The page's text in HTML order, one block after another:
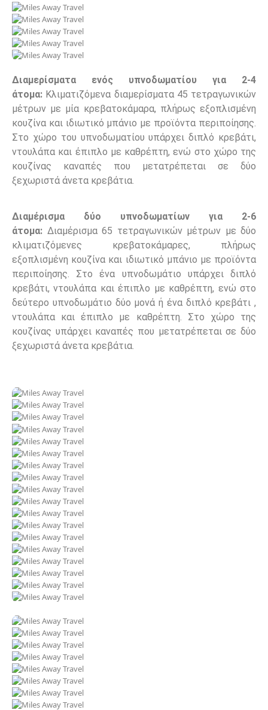
Διαμερίσματα ενός υπνοδωματίου για 2-4
άτομα: Κλιματιζόμενα διαμερίσματα 45 τετραγωνικών
μέτρων με μία κρεβατοκάμαρα, πλήρως εξοπλισμένη
κουζίνα και ιδιωτικό μπάνιο με προϊόντα περιποίησης.
Στο χώρο του υπνοδωματίου υπάρχει διπλό κρεβάτι,
ντουλάπα και έπιπλο με καθρέπτη, ενώ στο χώρο της
κουζίνας καναπές που μετατρέπεται σε δύο
ξεχωριστά άνετα κρεβάτια.
Διαμέρισμα δύο υπνοδωματίων για 2-6
άτομα: Διαμέρισμα 65 τετραγωνικών μέτρων με δύο
κλιματιζόμενες κρεβατοκάμαρες, πλήρως
εξοπλισμένη κουζίνα και ιδιωτικό μπάνιο με προϊόντα
περιποίησης. Στο ένα υπνοδωμάτιο υπάρχει διπλό
κρεβάτι, ντουλάπα και έπιπλο με καθρέπτη, ενώ στο
δεύτερο υπνοδωμάτιο δύο μονά ή ένα διπλό κρεβάτι ,
ντουλάπα και έπιπλο με καθρέπτη. Στο χώρο της
κουζίνας υπάρχει καναπές που μετατρέπεται σε δύο
ξεχωριστά άνετα κρεβάτια.